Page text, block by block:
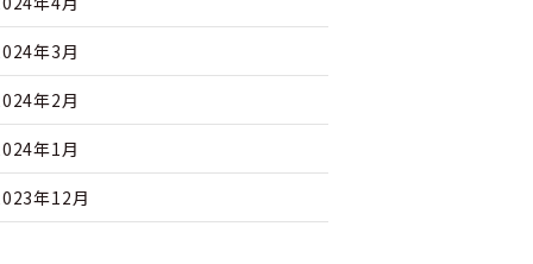
年3月
年2月
年1月
年12月